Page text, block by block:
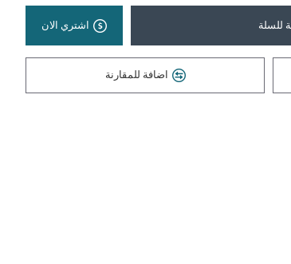
للسلة اشتري الان
اضافة للمقارنة